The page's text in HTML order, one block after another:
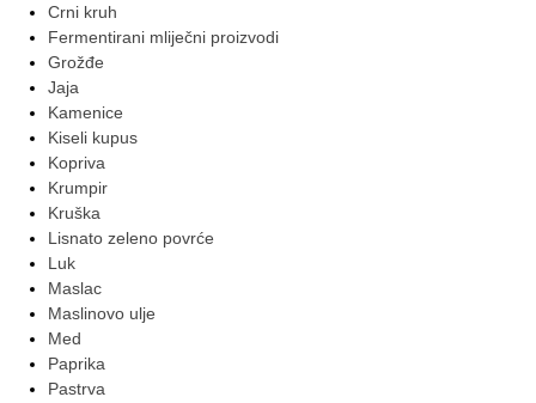
Crni kruh
Fermentirani mliječni proizvodi
Grožđe
Jaja
Kamenice
Kiseli kupus
Kopriva
Krumpir
Kruška
Lisnato zeleno povrće
Luk
Maslac
Maslinovo ulje
Med
Paprika
Pastrva